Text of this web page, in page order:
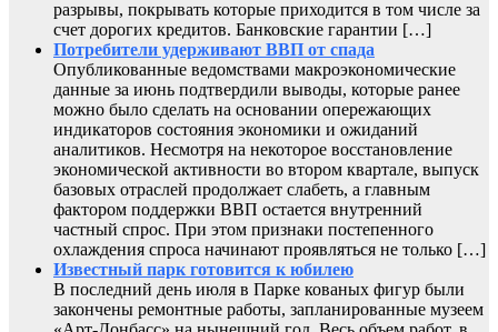
разрывы, покрывать которые приходится в том числе за
счет дорогих кредитов. Банковские гарантии […]
Потребители удерживают ВВП от спада
Опубликованные ведомствами макроэкономические
данные за июнь подтвердили выводы, которые ранее
можно было сделать на основании опережающих
индикаторов состояния экономики и ожиданий
аналитиков. Несмотря на некоторое восстановление
экономической активности во втором квартале, выпуск
базовых отраслей продолжает слабеть, а главным
фактором поддержки ВВП остается внутренний
частный спрос. При этом признаки постепенного
охлаждения спроса начинают проявляться не только […]
Известный парк готовится к юбилею
В последний день июля в Парке кованых фигур были
закончены ремонтные работы, запланированные музеем